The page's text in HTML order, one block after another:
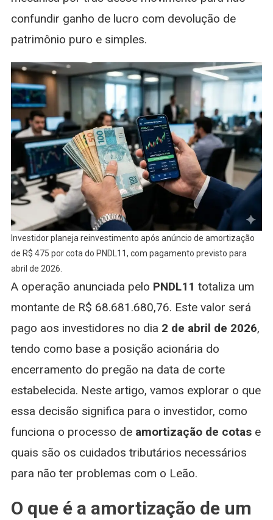
confundir ganho de lucro com devolução de
patrimônio puro e simples.
Investidor planeja reinvestimento após anúncio de amortização
de R$ 475 por cota do PNDL11, com pagamento previsto para
abril de 2026.
A operação anunciada pelo PNDL11 totaliza um
montante de R$ 68.681.680,76. Este valor será
pago aos investidores no dia 2 de abril de 2026,
tendo como base a posição acionária do
encerramento do pregão na data de corte
estabelecida. Neste artigo, vamos explorar o que
essa decisão significa para o investidor, como
funciona o processo de amortização de cotase
quais são os cuidados tributários necessários
para não ter problemas com o Leão.
O que é a amortização de um